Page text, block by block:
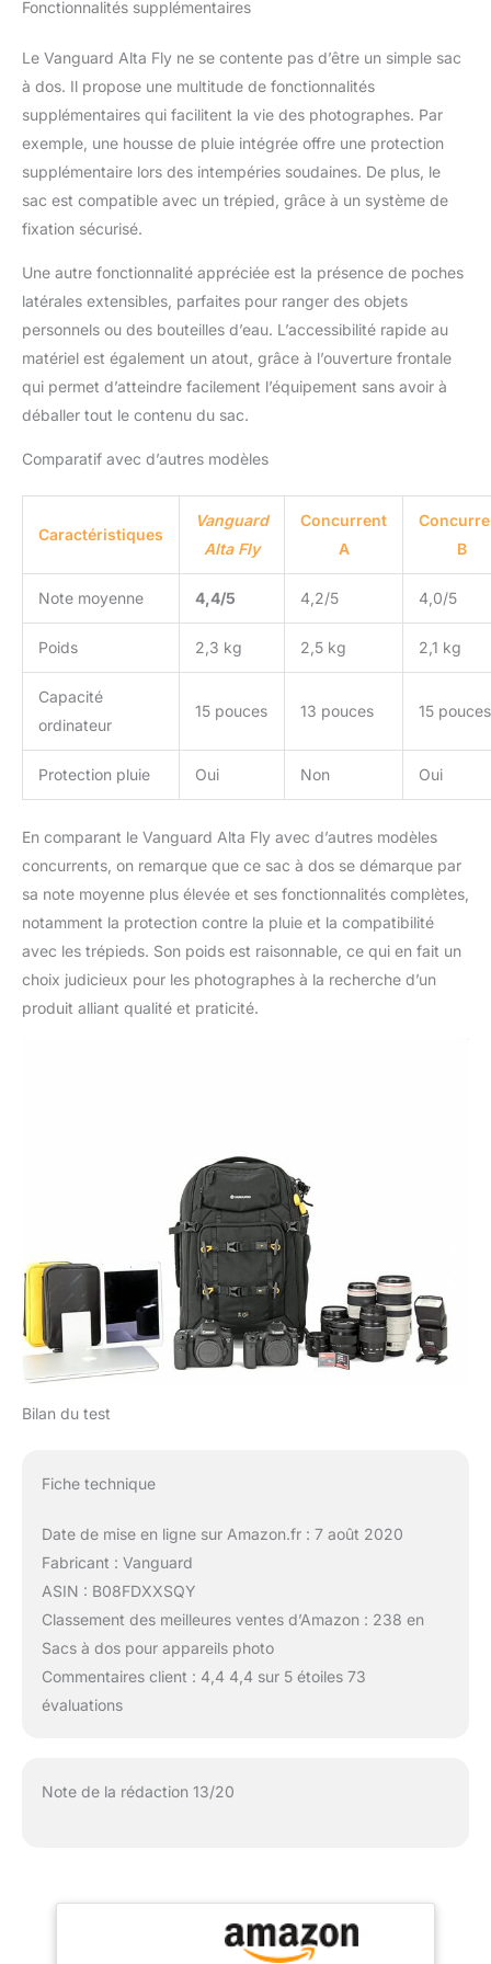
Fonctionnalités supplémentaires
Le Vanguard Alta Fly ne se contente pas d’être un simple sac
à dos. Il propose une multitude de fonctionnalités
supplémentaires qui facilitent la vie des photographes. Par
exemple, une housse de pluie intégrée offre une protection
supplémentaire lors des intempéries soudaines. De plus, le
sac est compatible avec un trépied, grâce à un système de
fixation sécurisé.
Une autre fonctionnalité appréciée est la présence de poches
latérales extensibles, parfaites pour ranger des objets
personnels ou des bouteilles d’eau. L’accessibilité rapide au
matériel est également un atout, grâce à l’ouverture frontale
qui permet d’atteindre facilement l’équipement sans avoir à
déballer tout le contenu du sac.
Comparatif avec d’autres modèles
Caractéristiques
Vanguard
Alta Fly
Concurrent
A
B
Note moyenne 4,4/5 4,2/5 4,0/5
Poids 2,3 kg 2,5 kg 2,1 kg
Capacité
ordinateur
15 pouces 13 pouces 15 pouces
Protection pluie Oui Non Oui
En comparant le Vanguard Alta Fly avec d’autres modèles
concurrents, on remarque que ce sac à dos se démarque par
sa note moyenne plus élevée et ses fonctionnalités complètes,
notamment la protection contre la pluie et la compatibilité
avec les trépieds. Son poids est raisonnable, ce qui en fait un
choix judicieux pour les photographes à la recherche d’un
produit alliant qualité et praticité.
Bilan du test
Fiche technique
Date de mise en ligne sur Amazon.fr : 7 août 2020
Fabricant : Vanguard
ASIN : B08FDXXSQY
Classement des meilleures ventes d’Amazon : 238 en
Sacs à dos pour appareils photo
Commentaires client : 4,4 4,4 sur 5 étoiles 73
évaluations
Note de la rédaction 13/20